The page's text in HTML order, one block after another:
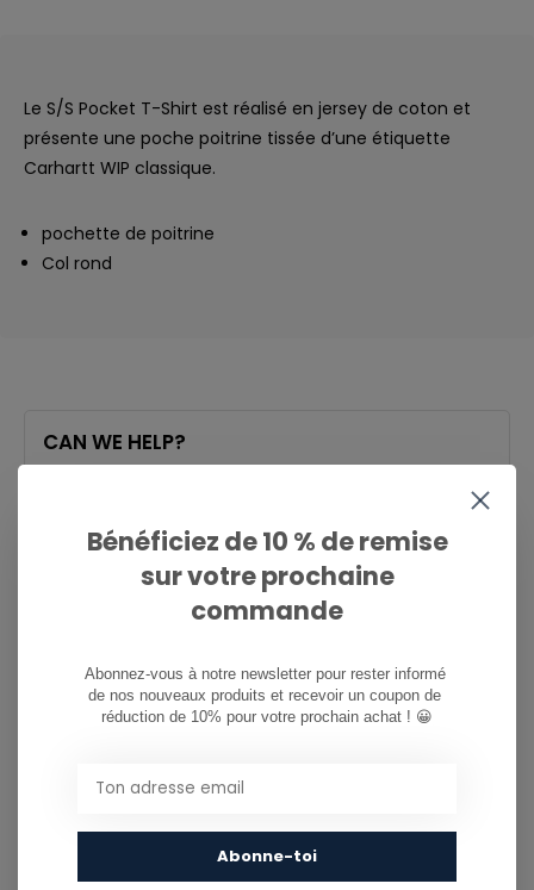
Le S/S Pocket T-Shirt est réalisé en jersey de coton et
présente une poche poitrine tissée d’une étiquette
Carhartt WIP classique.
pochette de poitrine
Col rond
CAN WE HELP?
081/260.730
PARTAGER CE PRODUIT
TU POURRAIS AUSSI AIMER...
Bénéficiez de 10 % de remise
sur votre prochaine
commande
Abonnez-vous à notre newsletter pour rester informé
de nos nouveaux produits et recevoir un coupon de
réduction de 10% pour votre prochain achat ! 😀
Abonne-toi